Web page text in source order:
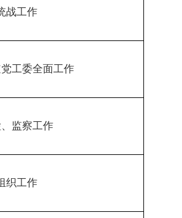
战工作
工委全面工作
监察工作
织工作